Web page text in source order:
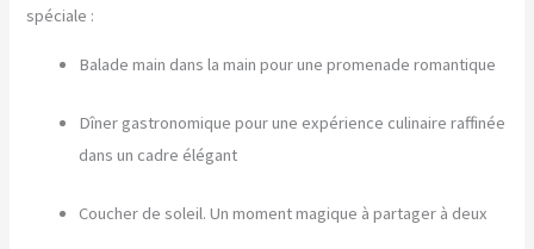
spéciale :
Balade main dans la main pour une promenade romantique
Dîner gastronomique pour une expérience culinaire raffinée
dans un cadre élégant
Coucher de soleil. Un moment magique à partager à deux